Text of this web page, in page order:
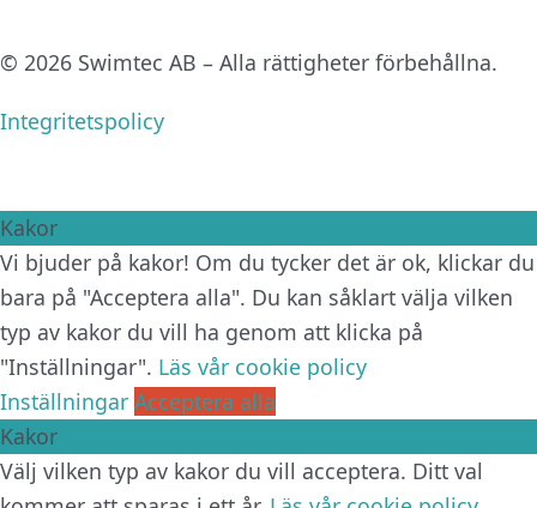
© 2026 Swimtec AB – Alla rättigheter förbehållna.
Integritetspolicy
Kakor
Vi bjuder på kakor! Om du tycker det är ok, klickar du
bara på "Acceptera alla". Du kan såklart välja vilken
typ av kakor du vill ha genom att klicka på
"Inställningar". Läs vår cookie policy
Inställningar Acceptera alla
Kakor
Välj vilken typ av kakor du vill acceptera. Ditt val